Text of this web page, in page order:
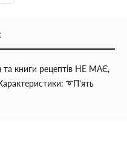
та книги рецептів НЕ МАЄ,
➰П'ять
екологічно безпечного
28м. Гарантія на товари з